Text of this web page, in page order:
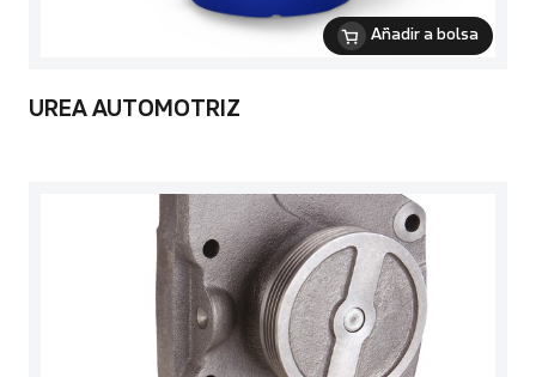
Añadir a bolsa
UREA AUTOMOTRIZ